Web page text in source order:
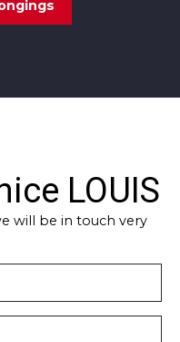
LOUIS
will be in touch very